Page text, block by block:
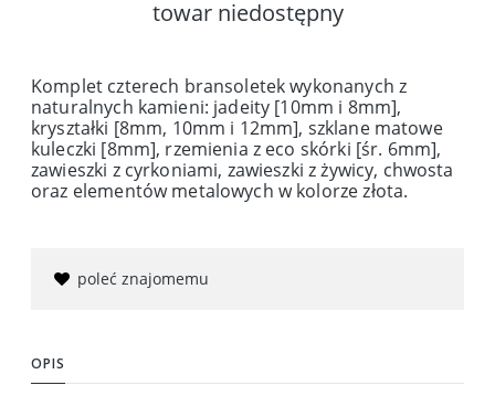
towar niedostępny
Komplet czterech bransoletek wykonanych z
naturalnych kamieni: jadeity [10mm i 8mm],
kryształki [8mm, 10mm i 12mm], szklane matowe
kuleczki [8mm], rzemienia z eco skórki [śr. 6mm],
zawieszki z cyrkoniami, zawieszki z żywicy, chwosta
oraz elementów metalowych w kolorze złota.
poleć znajomemu
OPIS